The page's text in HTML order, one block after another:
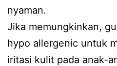
nyaman.
Jika memungkinkan,
hypo allergenic untuk
iritasi kulit pada anak-